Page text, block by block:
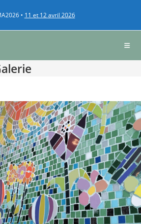
• 11 et 12 avril 2026